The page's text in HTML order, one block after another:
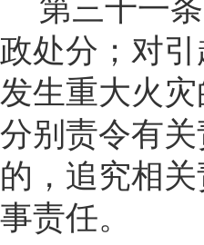
第三十一条
政处分；对
发生重大火
分别责令有
的，追究相
事责任。